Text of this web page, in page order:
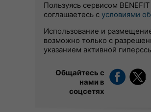
Пользуясь сервисом
соглашаетесь с условиями
Использование и
возможно только с
указанием активной
Общайтесь с
нами в
соцсетях